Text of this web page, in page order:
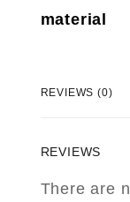
material
REVIEWS (0)
REVIEWS
There are